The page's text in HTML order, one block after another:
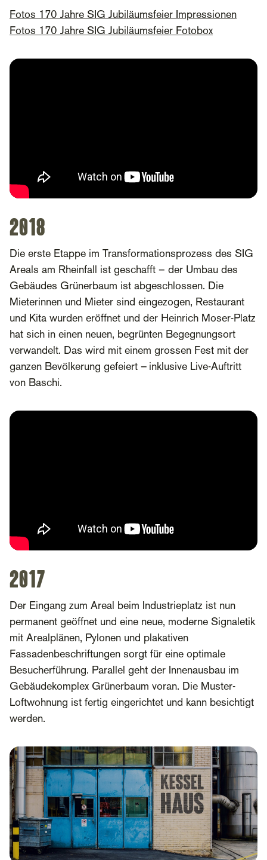
Fotos 170 Jahre SIG Jubiläumsfeier Impressionen
Fotos 170 Jahre SIG Jubiläumsfeier Fotobox
2018
Die erste Etappe im Transformationsprozess des SIG
Areals am Rheinfall ist geschafft – der Umbau des
Gebäudes Grünerbaum ist abgeschlossen. Die
Mieterinnen und Mieter sind eingezogen, Restaurant
und Kita wurden eröffnet und der Heinrich Moser-Platz
hat sich in einen neuen, begrünten Begegnungsort
verwandelt. Das wird mit einem grossen Fest mit der
ganzen Bevölkerung gefeiert – inklusive Live-Auftritt
von Baschi.
2017
Der Eingang zum Areal beim Industrieplatz ist nun
permanent geöffnet und eine neue, moderne Signaletik
mit Arealplänen, Pylonen und plakativen
Fassadenbeschriftungen sorgt für eine optimale
Besucherführung. Parallel geht der Innenausbau im
Gebäudekomplex Grünerbaum voran. Die Muster-
Loftwohnung ist fertig eingerichtet und kann besichtigt
werden.